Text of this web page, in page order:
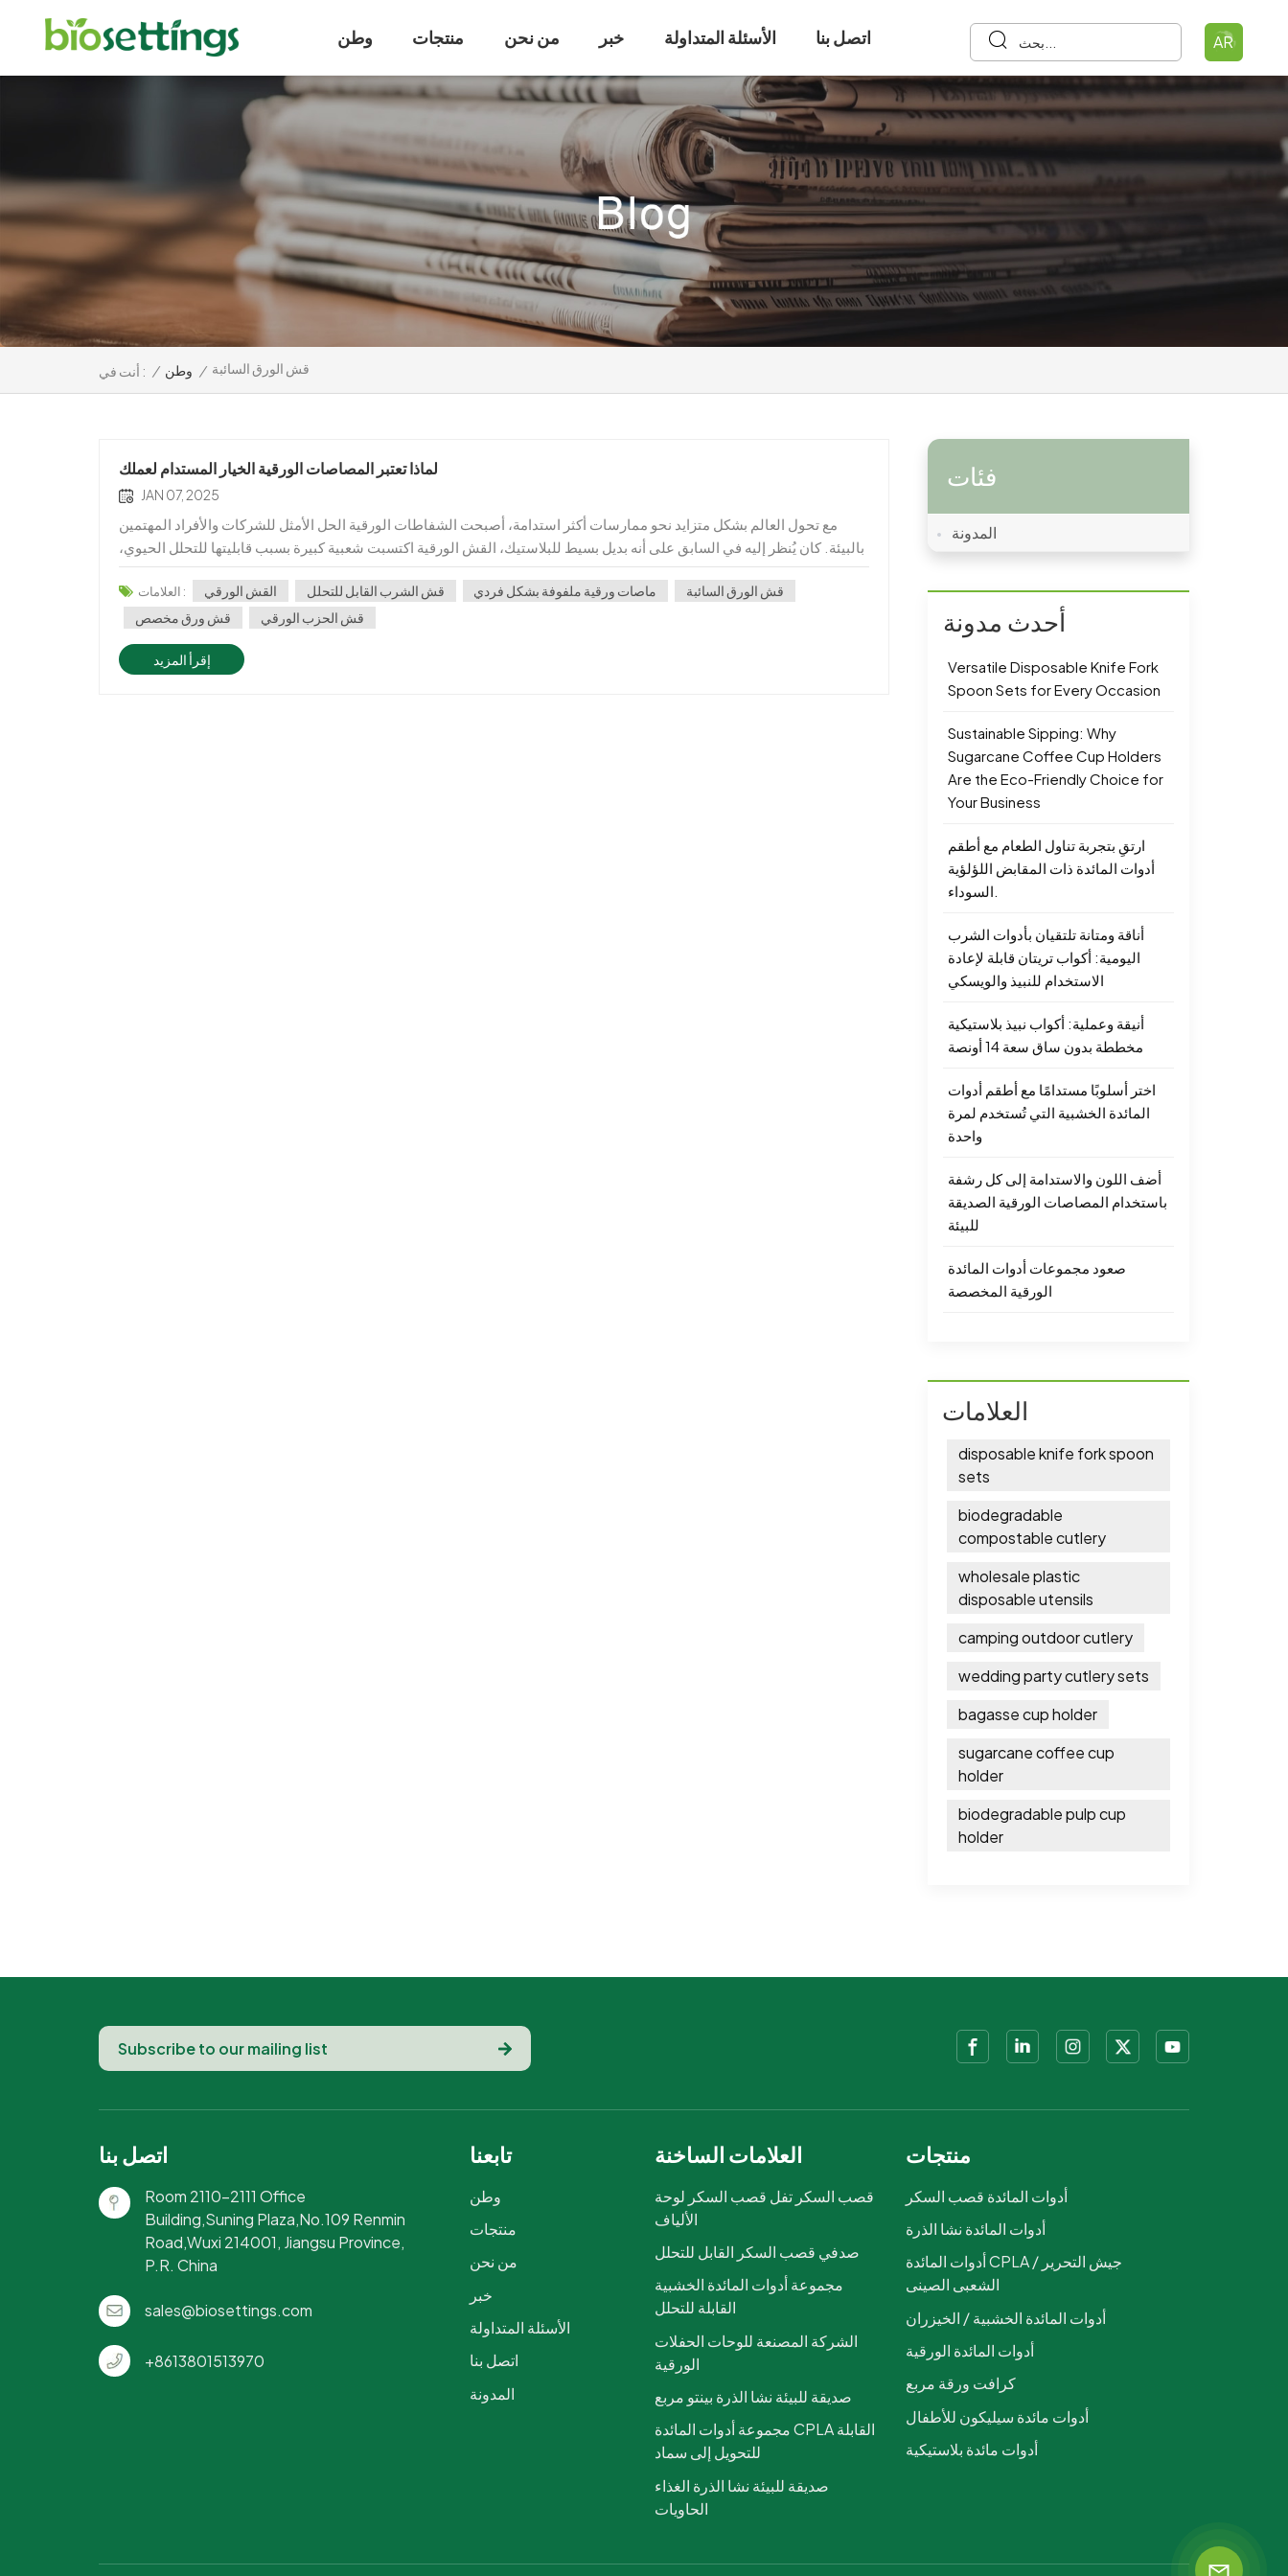
وطن منتجات من نحن خبر الأسئلة المتداولة اتصل بنا AR
أنت في : / وطن / قش الورق السائبة
لماذا تعتبر المصاصات الورقية الخيار المستدام لعملك
JAN 07, 2025
مع تحول العالم بشكل متزايد نحو ممارسات أكثر استدامة، أصبحت الشفاطات الورقية الحل الأمثل للشركات والأفراد المهتمين
بالبيئة. كان يُنظر إليه في السابق على أنه بديل بسيط للبلاستيك، القش الورقية اكتسبت شعبية كبيرة بسبب قابليتها للتحلل الحيوي،
وقابليتها للتحلل، وطبيعتها الصديقة للبيئة. سواء كنت تدير مقه...
العلامات : القش الورقي قش الشرب القابل للتحلل ماصات ورقية ملفوفة بشكل فردي
قش الورق السائبة
قش ورق مخصص
قش الحزب الورقي
إقرأ المزيد
فئات
المدونة
أحدث مدونة
Versatile Disposable Knife Fork
Spoon Sets for Every Occasion
Sustainable Sipping: Why
Sugarcane Coffee Cup Holders
Are the Eco-Friendly Choice for
Your Business
ارتقِ بتجربة تناول الطعام مع أطقم
أدوات المائدة ذات المقابض اللؤلؤية
أناقة ومتانة تلتقيان بأدوات الشرب
اليومية: أكواب تريتان قابلة لإعادة
الاستخدام للنبيذ والويسكي
أنيقة وعملية: أكواب نبيذ بلاستيكية
مخططة بدون ساق سعة 14 أونصة
اختر أسلوبًا مستدامًا مع أطقم أدوات
المائدة الخشبية التي تُستخدم لمرة
واحدة
أضف اللون والاستدامة إلى كل رشفة
باستخدام المصاصات الورقية الصديقة
للبيئة
صعود مجموعات أدوات المائدة
الورقية المخصصة
العلامات
disposable knife fork spoon
sets
biodegradable
compostable cutlery
wholesale plastic
disposable utensils
camping outdoor cutlery
wedding party cutlery sets
bagasse cup holder
sugarcane coffee cup
holder
biodegradable pulp cup
holder
اتصل بنا
Room 2110-2111 Office
Building,Suning Plaza,No.109 Renmin
Road,Wuxi 214001, Jiangsu Province,
P.R. China
sales@biosettings.com
+8613801513970
تابعنا
وطن
منتجات
من نحن
خبر
الأسئلة المتداولة
اتصل بنا
المدونة
العلامات الساخنة
قصب السكر تفل قصب السكر لوحة
الألياف
صدفي قصب السكر القابل للتحلل
مجموعة أدوات المائدة الخشبية
القابلة للتحلل
الشركة المصنعة للوحات الحفلات
الورقية
صديقة للبيئة نشا الذرة بينتو مربع
مجموعة أدوات المائدة CPLA القابلة
للتحويل إلى سماد
صديقة للبيئة نشا الذرة الغذاء
الحاويات
منتجات
أدوات المائدة قصب السكر
أدوات المائدة نشا الذرة
أدوات المائدة CPLA / جيش التحرير
الشعبى الصينى
أدوات المائدة الخشبية / الخيزران
أدوات المائدة الورقية
كرافت ورقة مربع
أدوات مائدة سيليكون للأطفال
أدوات مائدة بلاستيكية